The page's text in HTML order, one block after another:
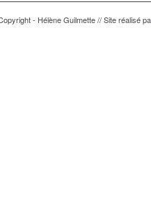
- Hélène Guilmette // Site réalisé